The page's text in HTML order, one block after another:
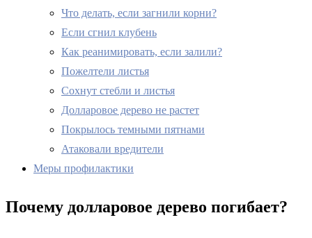
Что делать, если загнили корни?
Если сгнил клубень
Как реанимировать, если залили?
Пожелтели листья
Сохнут стебли и листья
Долларовое дерево не растет
Покрылось темными пятнами
Атаковали вредители
Меры профилактики
Почему долларовое дерево погибает?